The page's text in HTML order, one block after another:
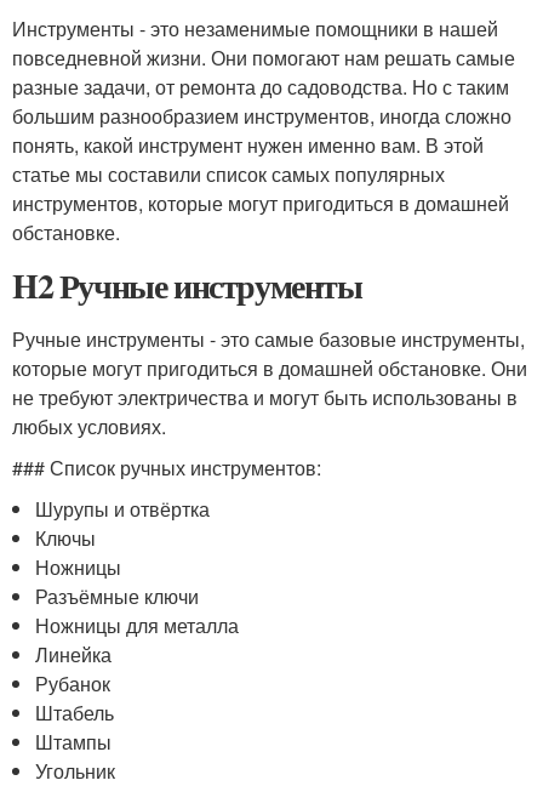
Инструменты - это незаменимые помощники в нашей
повседневной жизни. Они помогают нам решать самые
разные задачи, от ремонта до садоводства. Но с таким
большим разнообразием инструментов, иногда сложно
понять, какой инструмент нужен именно вам. В этой
статье мы составили список самых популярных
инструментов, которые могут пригодиться в домашней
обстановке.
H2 Ручные инструменты
Ручные инструменты - это самые базовые инструменты,
которые могут пригодиться в домашней обстановке. Они
не требуют электричества и могут быть использованы в
любых условиях.
### Список ручных инструментов:
Шурупы и отвёртка
Ключы
Ножницы
Разъёмные ключи
Ножницы для металла
Линейка
Рубанок
Штабель
Штампы
Угольник